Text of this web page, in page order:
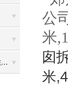
混凝土烟囱防腐加固施工安全注意事项
公
米
囱
米